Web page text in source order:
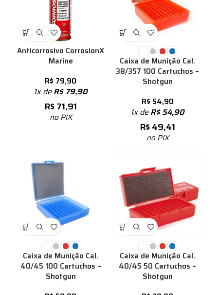
Anticorrosivo CorrosionX
Marine
R$ 79,90
1x deR$79,90
R$71,91
no PIX
Caixa de Munição Cal.
38/357 100 Cartuchos –
Shotgun
R$ 54,90
1x deR$54,90
R$49,41
no PIX
Caixa de Munição Cal.
40/45 100 Cartuchos –
Shotgun
Caixa de Munição Cal.
40/45 50 Cartuchos –
Shotgun